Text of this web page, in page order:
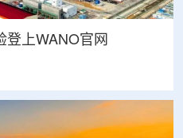
登上WANO官网